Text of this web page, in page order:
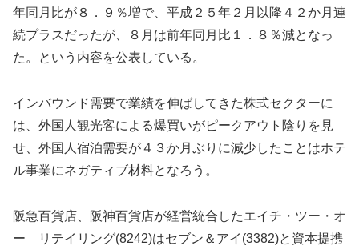
年同月比が８．９％増で、平成２５年２月以降４２か月連
続プラスだったが、８月は前年同月比１．８％減となっ
た。という内容を公表している。
インバウンド需要で業績を伸ばしてきた株式セクターに
は、外国人観光客による爆買いがピークアウト陰りを見
せ、外国人宿泊需要が４３か月ぶりに減少したことはホテ
ル事業にネガティブ材料となろう。
阪急百貨店、阪神百貨店が経営統合したエイチ・ツー・オ
ー リテイリング(8242)はセブン＆アイ(3382)と資本提携